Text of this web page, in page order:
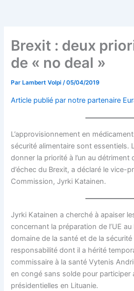
Brexit : deux
de « no deal »
Par Lambert Volpi/05/04/2019
Article publié par notre partenaire
L’approvisionnement en
sécurité alimentaire sont essentiels.
donner la priorité à l’un au détriment
d’échec du Brexit, a déclaré le vice-
Commission, Jyrki Katainen.
Jyrki Katainen a cherché à apaiser
concernant la préparation de l’UE
domaine de la santé et de la
responsabilité dont il a hérité
commissaire à la santé Vytenis
en congé sans solde pour participer
présidentielles en Lituanie.